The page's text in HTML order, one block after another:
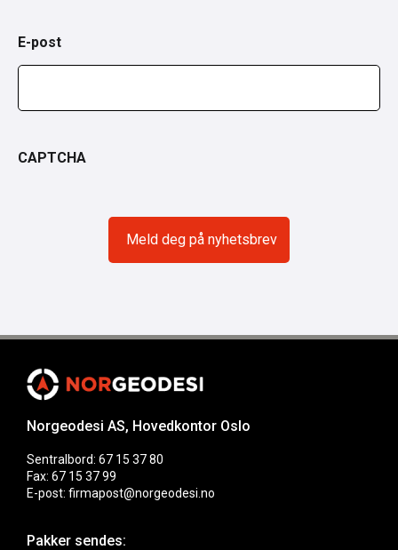
E-post
CAPTCHA
Norgeodesi AS, Hovedkontor Oslo
Sentralbord: 67 15 37 80
Fax: 67 15 37 99
E-post: firmapost@norgeodesi.no
Pakker sendes: